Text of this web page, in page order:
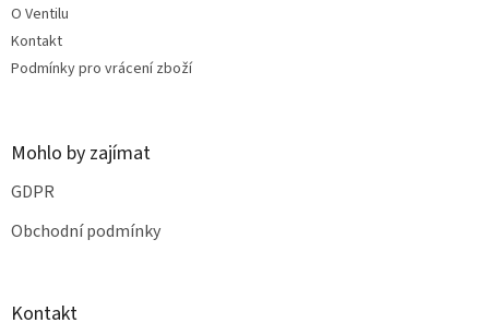
O Ventilu
Kontakt
Podmínky pro vrácení zboží
Mohlo by zajímat
GDPR
Obchodní podmínky
Kontakt